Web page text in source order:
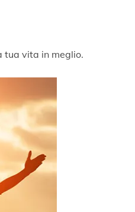
tua vita in meglio.